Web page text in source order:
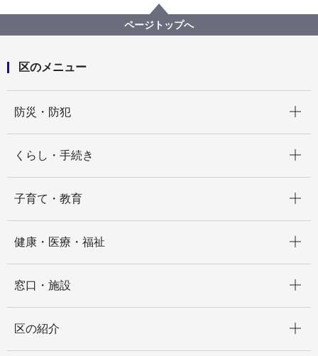
緑土木事務所
緑区の身近な公園(地域別・50音順)
鴨居公園
ページトップへ
区のメニュー
防災・防犯
くらし・手続き
子育て・教育
健康・医療・福祉
窓口・施設
区の紹介